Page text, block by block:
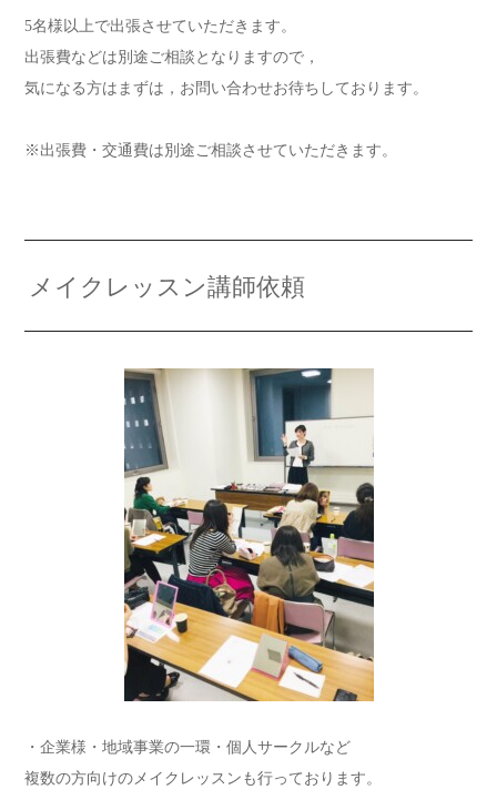
5名様以上で出張させていただきます。
出張費などは別途ご相談となりますので，
気になる方はまずは，お問い合わせお待ちしております。
※出張費・交通費は別途ご相談させていただきます。
メイクレッスン講師依頼
・企業様・地域事業の一環・個人サークルなど
複数の方向けのメイクレッスンも行っております。